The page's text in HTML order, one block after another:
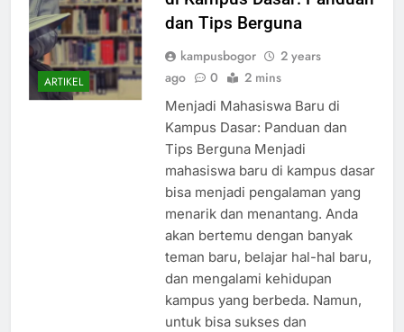
ARTIKEL
di Kampus Dasar: Panduan
dan Tips Berguna
kampusbogor
Menjadi Mahasiswa Baru di
Kampus Dasar: Panduan dan
Tips Berguna Menjadi
mahasiswa baru di kampus dasar
bisa menjadi pengalaman yang
menarik dan menantang. Anda
akan bertemu dengan banyak
teman baru, belajar hal-hal baru,
dan mengalami kehidupan
kampus yang berbeda. Namun,